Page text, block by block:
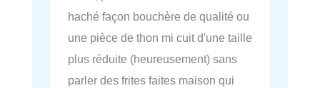
haché façon bouchère de qualité ou
une pièce de thon mi cuit d'une taille
plus réduite (heureusement) sans
parler des frites faites maison qui